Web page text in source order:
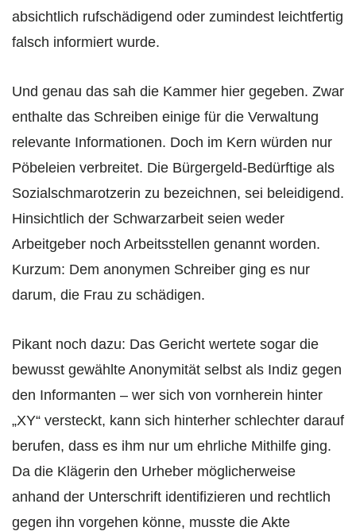
absichtlich rufschädigend oder zumindest leichtfertig
falsch informiert wurde.
Und genau das sah die Kammer hier gegeben. Zwar
enthalte das Schreiben einige für die Verwaltung
relevante Informationen. Doch im Kern würden nur
Pöbeleien verbreitet. Die Bürgergeld-Bedürftige als
Sozialschmarotzerin zu bezeichnen, sei beleidigend.
Hinsichtlich der Schwarzarbeit seien weder
Arbeitgeber noch Arbeitsstellen genannt worden.
Kurzum: Dem anonymen Schreiber ging es nur
darum, die Frau zu schädigen.
Pikant noch dazu: Das Gericht wertete sogar die
bewusst gewählte Anonymität selbst als Indiz gegen
den Informanten – wer sich von vornherein hinter
„XY“ versteckt, kann sich hinterher schlechter darauf
berufen, dass es ihm nur um ehrliche Mithilfe ging.
Da die Klägerin den Urheber möglicherweise
anhand der Unterschrift identifizieren und rechtlich
gegen ihn vorgehen könne, musste die Akte